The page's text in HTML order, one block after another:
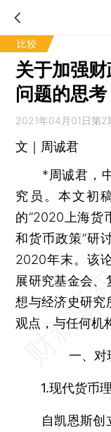
比较
关于加强
问题的思考
2021年04月01日第2
文｜周诚君
*周诚君，中
究员。本文初
的“2020上海
和货币政策”研
2020年末。该
展研究基金会、
想与经济史研究
观点，与任何机
一、对
1.现代货币
自凯恩斯创立